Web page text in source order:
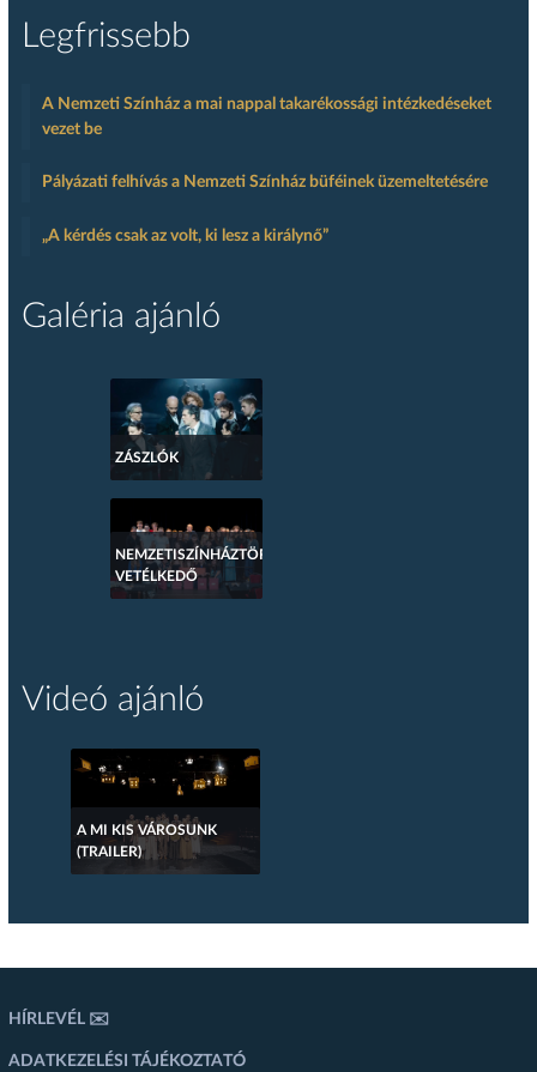
Legfrissebb
A Nemzeti Színház a mai nappal takarékossági intézkedéseket
vezet be
Pályázati felhívás a Nemzeti Színház büféinek üzemeltetésére
„A kérdés csak az volt, ki lesz a királynő”
Galéria ajánló
ZÁSZLÓK
NEMZETISZÍNHÁZTÖRTÉNETI
VETÉLKEDŐ
Videó ajánló
A MI KIS VÁROSUNK
(TRAILER)
HÍRLEVÉL ✉️
ADATKEZELÉSI TÁJÉKOZTATÓ